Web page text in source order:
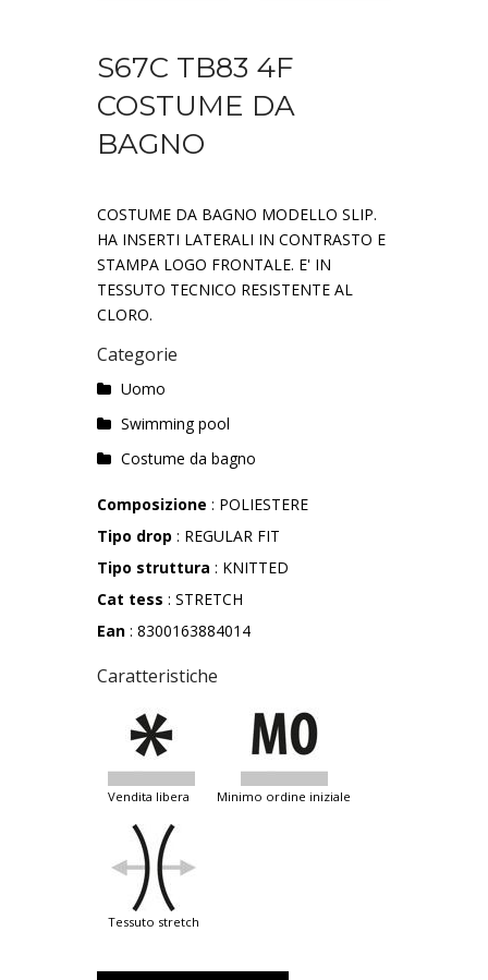
S67C TB83 4F
COSTUME DA
BAGNO
COSTUME DA BAGNO MODELLO SLIP.
HA INSERTI LATERALI IN CONTRASTO E
STAMPA LOGO FRONTALE. E' IN
TESSUTO TECNICO RESISTENTE AL
CLORO.
Categorie
Uomo
Swimming pool
Costume da bagno
Composizione : POLIESTERE
Tipo drop : REGULAR FIT
Tipo struttura : KNITTED
Cat tess : STRETCH
Ean : 8300163884014
Caratteristiche
vendita libera minimo ordine iniziale
tessuto stretch